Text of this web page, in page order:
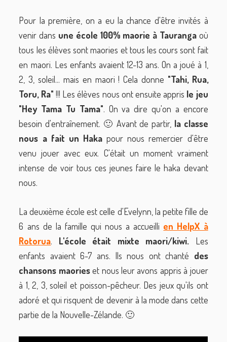
Pour la première, on a eu la chance d'être invités à
venir dans une école 100% maorie à Taurangaoù
tous les élèves sont maories et tous les cours sont fait
en maori. Les enfants avaient 12-13 ans. On a joué à 1,
2, 3, soleil... mais en maori ! Cela donne "Tahi, Rua,
Toru, Ra" !!! Les élèves nous ont ensuite appris le jeu
"Hey Tama Tu Tama". On va dire qu'on a encore
besoin d'entraînement. 🙂 Avant de partir, la classe
nous a fait un Haka pour nous remercier d'être
venu jouer avec eux. C'était un moment vraiment
intense de voir tous ces jeunes faire le haka devant
nous.
La deuxième école est celle d'Evelynn, la petite fille de
6 ans de la famille qui nous a accueilli en HelpX à
Rotorua. L'école était mixte maori/kiwi. Les
enfants avaient 6-7 ans. Ils nous ont chanté des
chansons maorieset nous leur avons appris à jouer
à 1, 2, 3, soleil et poisson-pêcheur. Des jeux qu'ils ont
adoré et qui risquent de devenir à la mode dans cette
partie de la Nouvelle-Zélande. 🙂